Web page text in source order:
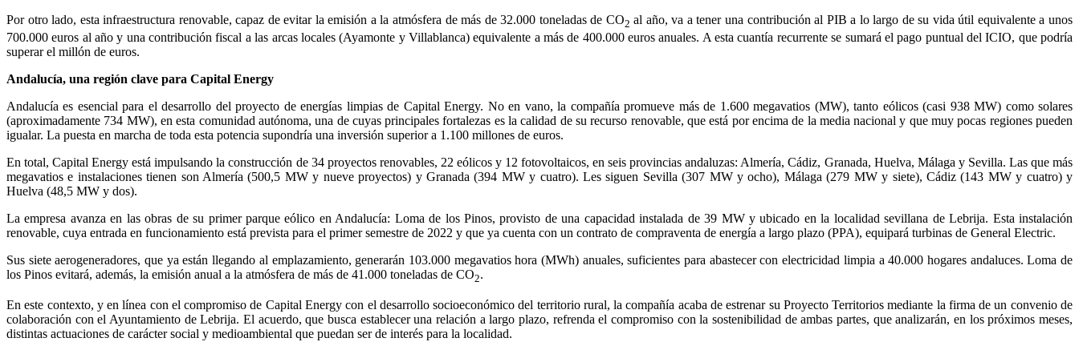
Por otro lado, esta infraestructura renovable, capaz de evitar la emisión a la atmósfera de más de 32.000 toneladas de CO2 al año, va a tener una contribución al PIB a lo largo de su vida útil equivalente a unos
700.000 euros al año y una contribución fiscal a las arcas locales (Ayamonte y Villablanca) equivalente a más de 400.000 euros anuales. A esta cuantía recurrente se sumará el pago puntual del ICIO, que podría
superar el millón de euros.
Andalucía, una región clave para Capital Energy
Andalucía es esencial para el desarrollo del proyecto de energías limpias de Capital Energy. No en vano, la compañía promueve más de 1.600 megavatios (MW), tanto eólicos (casi 938 MW) como solares
(aproximadamente 734 MW), en esta comunidad autónoma, una de cuyas principales fortalezas es la calidad de su recurso renovable, que está por encima de la media nacional y que muy pocas regiones pueden
igualar. La puesta en marcha de toda esta potencia supondría una inversión superior a 1.100 millones de euros.
En total, Capital Energy está impulsando la construcción de 34 proyectos renovables, 22 eólicos y 12 fotovoltaicos, en seis provincias andaluzas: Almería, Cádiz, Granada, Huelva, Málaga y Sevilla. Las que más
megavatios e instalaciones tienen son Almería (500,5 MW y nueve proyectos) y Granada (394 MW y cuatro). Les siguen Sevilla (307 MW y ocho), Málaga (279 MW y siete), Cádiz (143 MW y cuatro) y
Huelva (48,5 MW y dos).
La empresa avanza en las obras de su primer parque eólico en Andalucía: Loma de los Pinos, provisto de una capacidad instalada de 39 MW y ubicado en la localidad sevillana de Lebrija. Esta instalación
renovable, cuya entrada en funcionamiento está prevista para el primer semestre de 2022 y que ya cuenta con un contrato de compraventa de energía a largo plazo (PPA), equipará turbinas de General Electric.
Sus siete aerogeneradores, que ya están llegando al emplazamiento, generarán 103.000 megavatios hora (MWh) anuales, suficientes para abastecer con electricidad limpia a 40.000 hogares andaluces. Loma de
los Pinos evitará, además, la emisión anual a la atmósfera de más de 41.000 toneladas de CO2.
En este contexto, y en línea con el compromiso de Capital Energy con el desarrollo socioeconómico del territorio rural, la compañía acaba de estrenar su Proyecto Territorios mediante la firma de un convenio de
colaboración con el Ayuntamiento de Lebrija. El acuerdo, que busca establecer una relación a largo plazo, refrenda el compromiso con la sostenibilidad de ambas partes, que analizarán, en los próximos meses,
distintas actuaciones de carácter social y medioambiental que puedan ser de interés para la localidad.